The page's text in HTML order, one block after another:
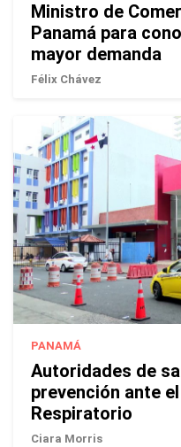
Ministro de
Panamá para
mayor demanda
Félix Chávez
PANAMÁ
Autoridades de
prevención ante
Respiratorio
Ciara Morris